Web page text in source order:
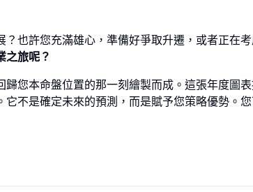
也許您充滿雄心，準備好爭取升遷，或者正在
之旅呢？
您本命盤位置的那一刻繪製而成。這張年度圖
不是確定未來的預測，而是賦予您策略優勢。